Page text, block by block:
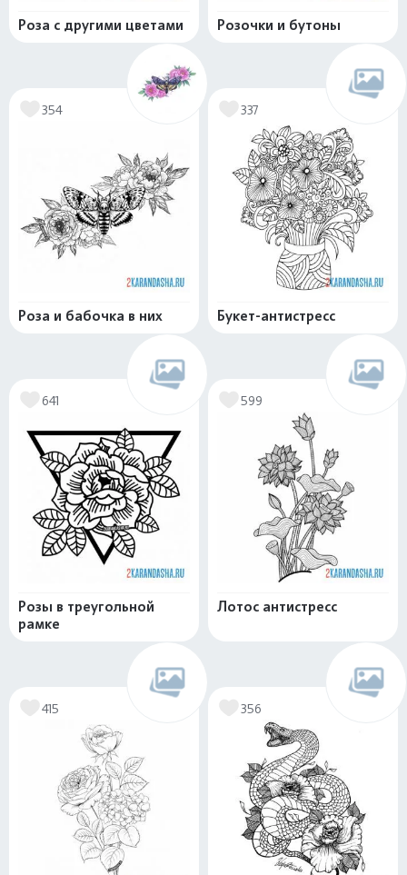
Роза с другими цветами Розочки и бутоны
354
Роза и бабочка в них
337
Букет-антистресс
641
Розы в треугольной
рамке
599
Лотос антистресс
415 356